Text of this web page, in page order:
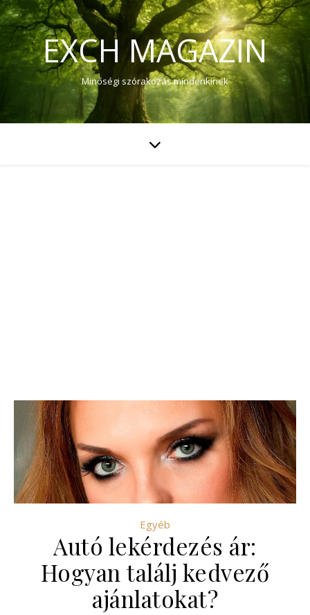
EXCH MAGAZIN
Minőségi szórakozás mindenkinek
Egyéb
Autó lekérdezés ár:
Hogyan találj kedvező
ajánlatokat?